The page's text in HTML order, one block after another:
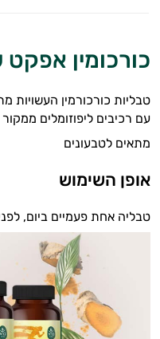
כורכומין
טבליות כורכורמין העשויות
עם רכיבים ליפוזומלים
מתאים לטבעונים
אופן השימוש
טבליה אחת פעמיים ביום,